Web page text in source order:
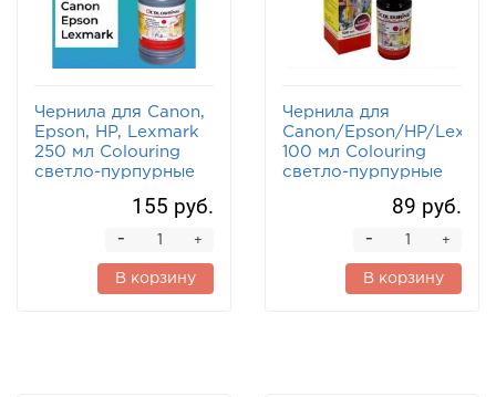
Чернила для Canon,
Epson, HP, Lexmark
250 мл Colouring
светло-пурпурные
155 руб.
+
-
В корзину
Чернила для
Canon/Epson/HP/
100 мл Colouring
светло-пурпурные
89 руб.
+
-
В корзину